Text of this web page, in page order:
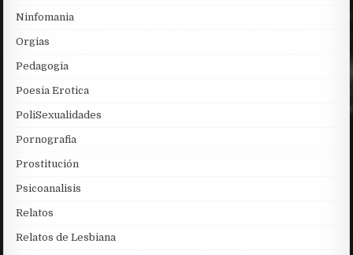
Ninfomania
Orgias
Pedagogia
Poesia Erotica
PoliSexualidades
Pornografia
Prostitución
Psicoanalisis
Relatos
Relatos de Lesbiana